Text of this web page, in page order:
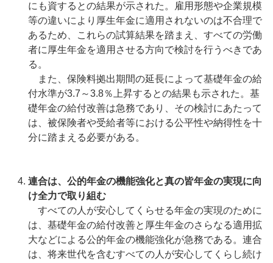
にも資するとの結果が示された。雇用形態や企業規模
等の違いにより厚生年金に適用されないのは不合理で
あるため、これらの試算結果を踏まえ、すべての労働
者に厚生年金を適用させる方向で検討を行うべきであ
る。
また、保険料拠出期間の延長によって基礎年金の給
付水準が3.7～3.8％上昇するとの結果も示された。基
礎年金の給付改善は急務であり、その検討にあたって
は、被保険者や受給者等における公平性や納得性を十
分に踏まえる必要がある。
連合は、公的年金の機能強化と真の皆年金の実現に向
け全力で取り組む
すべての人が安心してくらせる年金の実現のために
は、基礎年金の給付改善と厚生年金のさらなる適用拡
大などによる公的年金の機能強化が急務である。連合
は、将来世代を含むすべての人が安心してくらし続け